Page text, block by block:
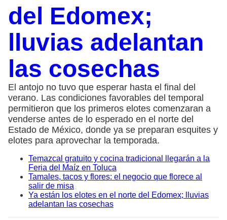
del Edomex;
lluvias adelantan
las cosechas
El antojo no tuvo que esperar hasta el final del
verano. Las condiciones favorables del temporal
permitieron que los primeros elotes comenzaran a
venderse antes de lo esperado en el norte del
Estado de México, donde ya se preparan esquites y
elotes para aprovechar la temporada.
Temazcal gratuito y cocina tradicional llegarán a la
Feria del Maíz en Toluca
Tamales, tacos y flores: el negocio que florece al
salir de misa
Ya están los elotes en el norte del Edomex; lluvias
adelantan las cosechas